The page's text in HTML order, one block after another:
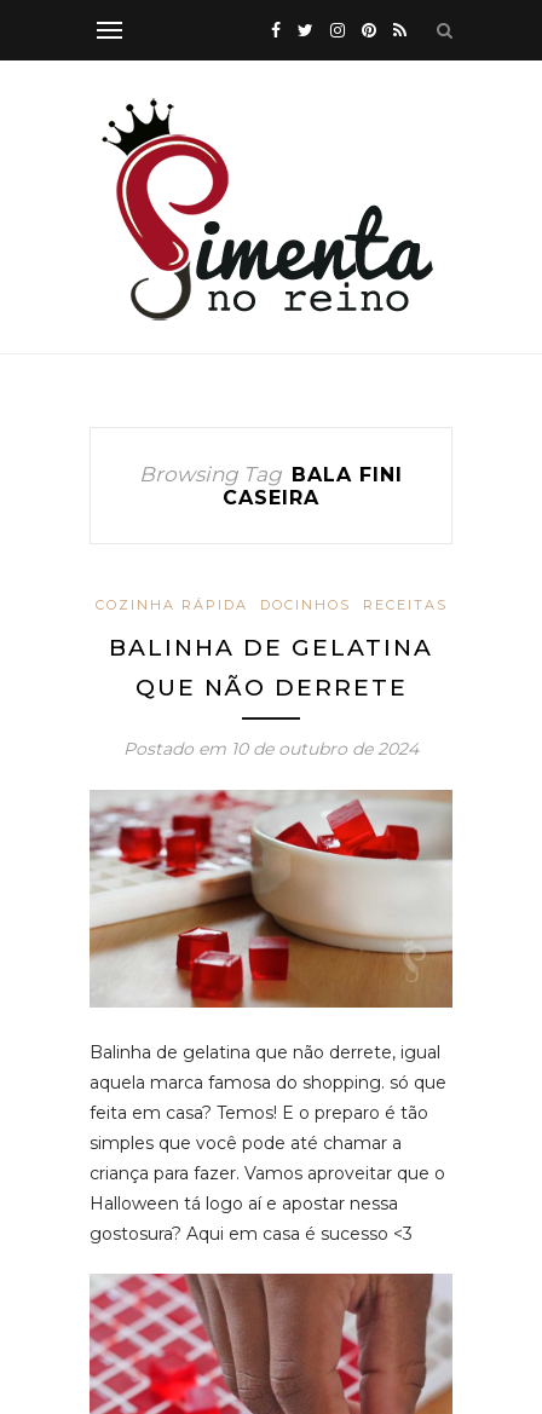
Browsing Tag BALA FINI
CASEIRA
COZINHA RÁPIDA DOCINHOS RECEITAS
BALINHA DE GELATINA
QUE NÃO DERRETE
Postado em 10 de outubro de 2024
Balinha de gelatina que não derrete, igual
aquela marca famosa do shopping. só que
feita em casa? Temos! E o preparo é tão
simples que você pode até chamar a
criança para fazer. Vamos aproveitar que o
Halloween tá logo aí e apostar nessa
gostosura? Aqui em casa é sucesso <3